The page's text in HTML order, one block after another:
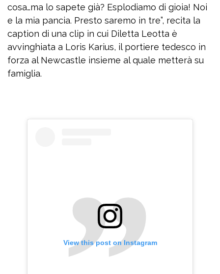
cosa…ma lo sapete già? Esplodiamo di gioia! Noi
e la mia pancia. Presto saremo in tre”, recita la
caption di una clip in cui Diletta Leotta è
avvinghiata a Loris Karius, il portiere tedesco in
forza al Newcastle insieme al quale metterà su
famiglia.
View this post on Instagram